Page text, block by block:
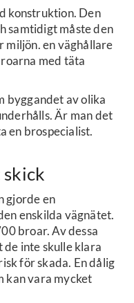
konstruktion. Den
samtidigt måste den
miljön. en väghållare
med täta
byggandet av olika
Är man det
en brospecialist.
skick
gjorde en
enskilda vägnätet.
broar. Av dessa
de inte skulle klara
för skada. En dålig
kan vara mycket